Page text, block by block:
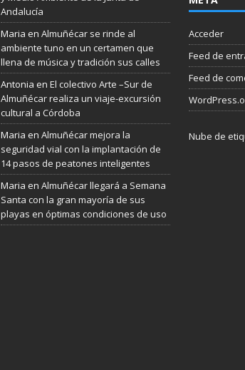
Andalucía
Maria en Almuñécar se rinde al
ambiente tuno en un certamen que
llena de música y tradición sus calles
Antonia en El colectivo Arte –Sur de
Almuñécar realiza un viaje-excursión
cultural a Córdoba
Maria en Almuñécar mejora la
seguridad vial con la implantación de
14 pasos de peatones inteligentes
Maria en Almuñécar llegará a Semana
Santa con la gran mayoría de sus
playas en óptimas condiciones de uso
Acceder
Feed de
Feed de
Nube de